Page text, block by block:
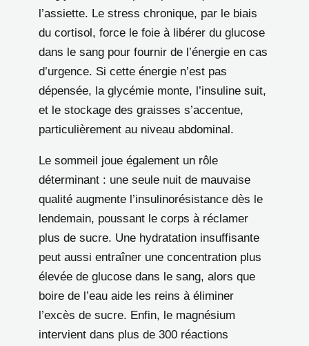
l’assiette. Le stress chronique, par le biais
du cortisol, force le foie à libérer du glucose
dans le sang pour fournir de l’énergie en cas
d’urgence. Si cette énergie n’est pas
dépensée, la glycémie monte, l’insuline suit,
et le stockage des graisses s’accentue,
particulièrement au niveau abdominal.
Le sommeil joue également un rôle
déterminant : une seule nuit de mauvaise
qualité augmente l’insulinorésistance dès le
lendemain, poussant le corps à réclamer
plus de sucre. Une hydratation insuffisante
peut aussi entraîner une concentration plus
élevée de glucose dans le sang, alors que
boire de l’eau aide les reins à éliminer
l’excès de sucre. Enfin, le magnésium
intervient dans plus de 300 réactions